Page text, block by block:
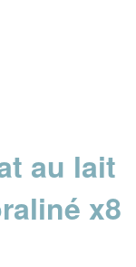
au lait
x8